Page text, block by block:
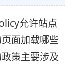
允许站点
面加载哪些
策主要涉及